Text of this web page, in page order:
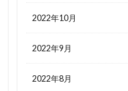
2022年10月
2022年9月
2022年8月